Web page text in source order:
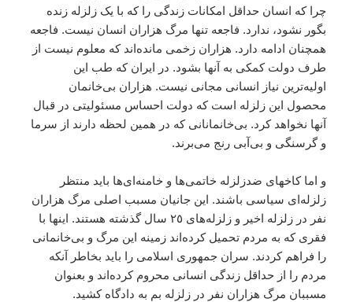
چرا که انسان حداقل امکانات زندگى را که با يک زلزله زنده
بگور نشود، ندارد. فاجعه تنها مرگ هزاران انسان نيست. فاجعه
همچنان ادامه دارد. هزاران زخمى مانده‌اند که معلوم نيست از
طرف دولت کمکى به آنها بشود. در ايران که طب اين
اوليه‌ترين نياز انسانى مجانى نيست. هزاران بى‌خانمان
محصول اين زلزله است که دولت احساس مسئوليتى در قبال
آنها نخواهد کرد. بى‌خانمانانى که در همين لحظه دارند از سرما
و گرسنگى و بى‌آبى رنج مى‌برند.
و اما کاخهاى ضدزلزله خاتمى‌ها و خامنه‌اى‌ها بايد منتظر
زلزله‌اى سياسى باشند. اين جانيان مسبب اصلى مرگ هزاران
نفر در زلزله اخير و زلزله‌هاى ٢٥ سال گذشته هستند. اينها با
فقرى که به مردم تحميل کرده‌اند زمينه اين مرگ و بى‌خانمانى
را فراهم کردند. سران جمهورى اسلامى را بايد بخاطر آنکه
مردم را از حداقل زندگى انسانى محروم کرده‌اند و بعنوان
مسببان مرگ هزاران نفر در زلزله بم به دادگاه کشيد.